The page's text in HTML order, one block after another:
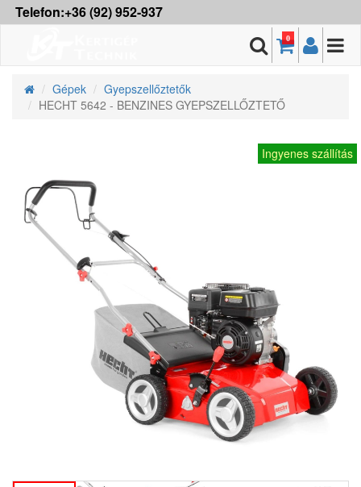
Telefon:+36 (92) 952-937
0
Gépek
Gyepszellőztetők
HECHT 5642 - BENZINES GYEPSZELLŐZTETŐ
Ingyenes szállítás